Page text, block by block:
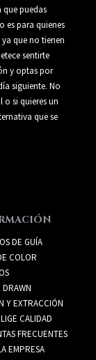
puedas
es para quienes
que no tienen
sentirte
y optas por
siguiente. No
o si quieres un
que se
DE GUÍA
COLOR
Y EXTRACCIÓN
CALIDAD
FRECUENTES
EMPRESA